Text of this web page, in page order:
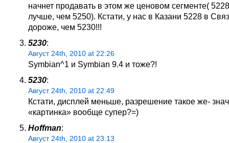
начнет продавать в этом же ценовом сегменте(
лучше, чем 5250). Кстати, у нас в Казани 5228 в
дороже, чем 5230!!!
5230:
Август 24th, 2010 at 22:26
Symbian^1 и Symbian 9.4 и тоже?!
5230:
Август 24th, 2010 at 22:49
Кстати, дисплей меньше, разрешение такое же-
«картинка» вообще супер?=)
Hoffman:
Август 24th, 2010 at 23:13